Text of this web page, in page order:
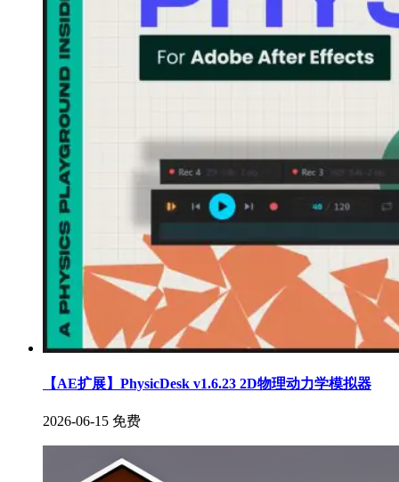
【AE扩展】PhysicDesk v1.6.23 2D物理动力学模拟器
2026-06-15 免费